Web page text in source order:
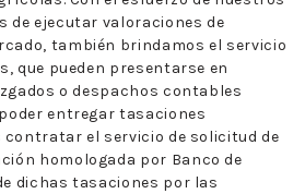
de ejecutar valoraciones de
también brindamos el servicio
que pueden presentarse en
o despachos contables
entregar tasaciones
contratar el servicio de solicitud de
homologada por Banco de
dichas tasaciones por las